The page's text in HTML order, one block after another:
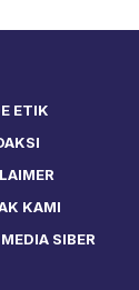
ETIK
KAMI
SIBER